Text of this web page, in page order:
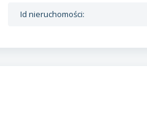
Id nieruchomości: